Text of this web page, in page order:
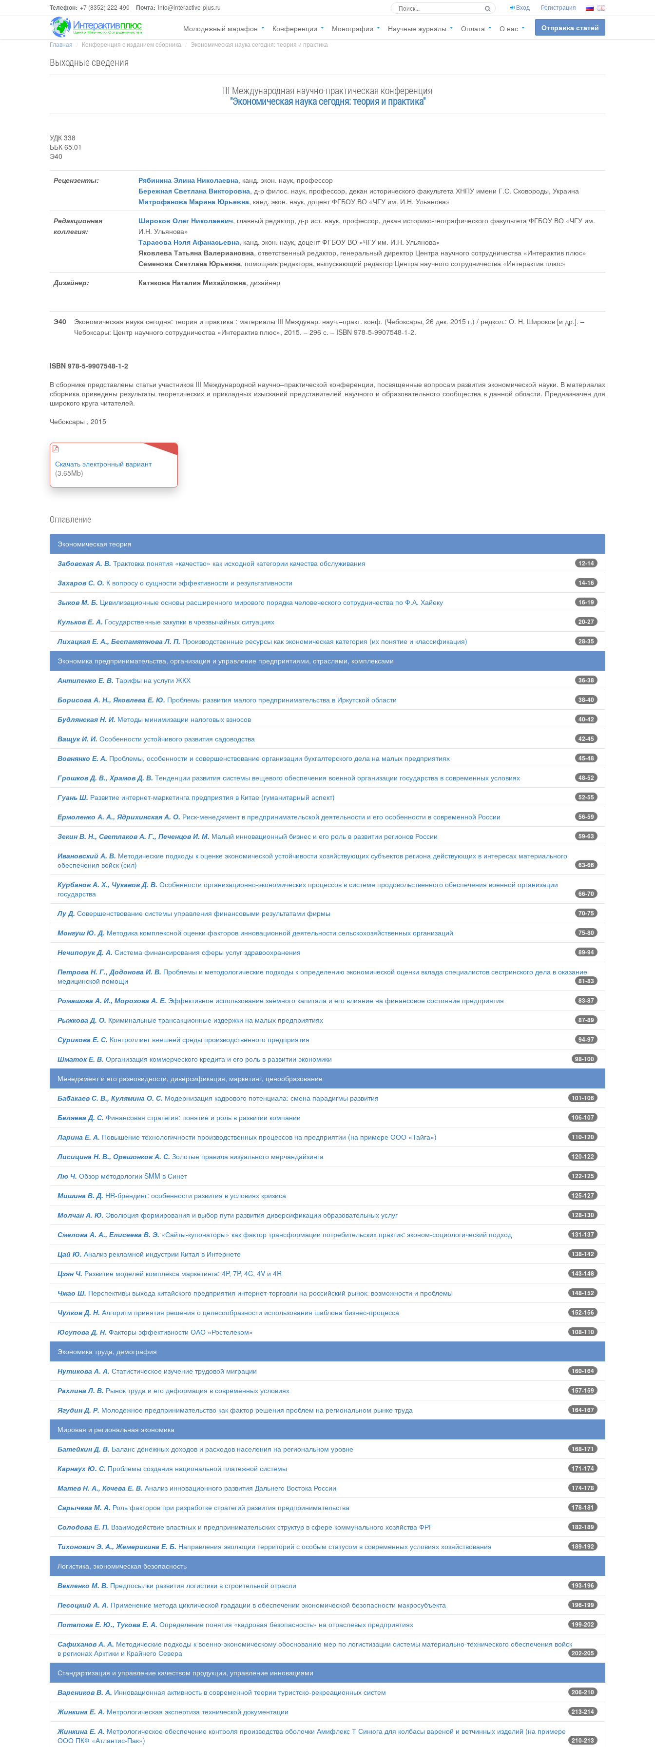
Телефон: +7 (8352) 222-490 Почта: info@interactive-plus.ru Вход Регистрация
Молодежный марафон Конференции Монографии Научные журналы Оплата О нас Отправка статей
Главная Конференция с изданием сборника Экономическая наука сегодня: теория и практика
Выходные сведения
III Международная научно-практическая конференция
"Экономическая наука сегодня: теория и практика"
УДК 338
ББК 65.01
Э40
Рецензенты: Рябинина Элина Николаевна, канд. экон. наук, профессор
Бережная Светлана Викторовна, д-р филос. наук, профессор, декан исторического факультета ХНПУ имени Г.С. Сковороды, Украина
Митрофанова Марина Юрьевна, канд. экон. наук, доцент ФГБОУ ВО «ЧГУ им. И.Н. Ульянова»
Редакционная
коллегия:
Широков Олег Николаевич, главный редактор, д-р ист. наук, профессор, декан историко-географического факультета ФГБОУ ВО «ЧГУ им.
И.Н. Ульянова»
Тарасова Нэля Афанасьевна, канд. экон. наук, доцент ФГБОУ ВО «ЧГУ им. И.Н. Ульянова»
Яковлева Татьяна Валериановна, ответственный редактор, генеральный директор Центра научного сотрудничества «Интерактив плюс»
Семенова Светлана Юрьевна, помощник редактора, выпускающий редактор Центра научного сотрудничества «Интерактив плюс»
Дизайнер:
Катякова Наталия Михайловна, дизайнер
Э40
Экономическая наука сегодня: теория и практика : материалы III Междунар. науч.–практ. конф. (Чебоксары, 26 дек. 2015 г.) / редкол.: О. Н. Широков [и др.]. –
Чебоксары: Центр научного сотрудничества «Интерактив плюс», 2015. – 296 с. – ISBN 978-5-9907548-1-2.
ISBN 978-5-9907548-1-2
В сборнике представлены статьи участников III Международной научно–практической конференции, посвященные вопросам развития экономической науки. В материалах
сборника приведены результаты теоретических и прикладных изысканий представителей научного и образовательного сообщества в данной области. Предназначен для
широкого круга читателей.
Чебоксары , 2015
Скачать электронный вариант
(3.65Mb)
Оглавление
Экономическая теория
Забовская А. В. Трактовка понятия «качество» как исходной категории качества обслуживания 12-14
Захаров С. О. К вопросу о сущности эффективности и результативности 14-16
Зыков М. Б. Цивилизационные основы расширенного мирового порядка человеческого сотрудничества по Ф.А. Хайеку 16-19
Кульков Е. А. Государственные закупки в чрезвычайных ситуациях 20-27
Лихацкая Е. А., Беспамятнова Л. П. Производственные ресурсы как экономическая категория (их понятие и классификация) 28-35
Экономика предпринимательства, организация и управление предприятиями, отраслями, комплексами
Антипенко Е. В. Тарифы на услуги ЖКХ 36-38
Борисова А. Н., Яковлева Е. Ю. Проблемы развития малого предпринимательства в Иркутской области 38-40
Будлянская Н. И. Методы минимизации налоговых взносов 40-42
Ващук И. И. Особенности устойчивого развития садоводства 42-45
Вовнянко Е. А. Проблемы, особенности и совершенствование организации бухгалтерского дела на малых предприятиях 45-48
Грошков Д. В., Храмов Д. В. Тенденции развития системы вещевого обеспечения военной организации государства в современных условиях 48-52
Гуань Ш. Развитие интернет-маркетинга предприятия в Китае (гуманитарный аспект) 52-55
Ермоленко А. А., Ядрихинская А. О. Риск-менеджмент в предпринимательской деятельности и его особенности в современной России 56-59
Зекин В. Н., Светлаков А. Г., Печенцов И. М. Малый инновационный бизнес и его роль в развитии регионов России 59-63
Ивановский А. В. Методические подходы к оценке экономической устойчивости хозяйствующих субъектов региона действующих в интересах материального
обеспечения войск (сил)
63-66
Курбанов А. Х., Чукавов Д. В. Особенности организационно-экономических процессов в системе продовольственного обеспечения военной организации
государства
66-70
Лу Д. Совершенствование системы управления финансовыми результатами фирмы 70-75
Монгуш Ю. Д. Методика комплексной оценки факторов инновационной деятельности сельскохозяйственных организаций 75-80
Нечипорук Д. А. Система финансирования сферы услуг здравоохранения 89-94
Петрова Н. Г., Додонова И. В. Проблемы и методологические подходы к определению экономической оценки вклада специалистов сестринского дела в оказание
медицинской помощи
81-83
Ромашова А. И., Морозова А. Е. Эффективное использование заёмного капитала и его влияние на финансовое состояние предприятия 83-87
Рыжкова Д. О. Криминальные трансакционные издержки на малых предприятиях 87-89
Сурикова Е. С. Контроллинг внешней среды производственного предприятия 94-97
Шматок Е. В. Организация коммерческого кредита и его роль в развитии экономики 98-100
Менеджмент и его разновидности, диверсификация, маркетинг, ценообразование
Бабакаев С. В., Кулямина О. С. Модернизация кадрового потенциала: смена парадигмы развития 101-106
Беляева Д. С. Финансовая стратегия: понятие и роль в развитии компании 106-107
Ларина Е. А. Повышение технологичности производственных процессов на предприятии (на примере ООО «Тайга») 110-120
Лисицина Н. В., Орешонков А. С. Золотые правила визуального мерчандайзинга 120-122
Лю Ч. Обзор методологии SMM в Синет 122-125
Мишина В. Д. HR-брендинг: особенности развития в условиях кризиса 125-127
Молчан А. Ю. Эволюция формирования и выбор пути развития диверсификации образовательных услуг 128-130
Смелова А. А., Елисеева В. Э. «Сайты-купонаторы» как фактор трансформации потребительских практик: эконом-социологический подход 131-137
Цай Ю. Анализ рекламной индустрии Китая в Интернете 138-142
Цзян Ч. Развитие моделей комплекса маркетинга: 4P, 7P, 4C, 4V и 4R 143-148
Чжао Ш. Перспективы выхода китайского предприятия интернет-торговли на российский рынок: возможности и проблемы 148-152
Чулков Д. Н. Алгоритм принятия решения о целесообразности использования шаблона бизнес-процесса 152-156
Юсупова Д. Н. Факторы эффективности ОАО «Ростелеком» 108-110
Экономика труда, демография
Нутикова А. А. Статистическое изучение трудовой миграции 160-164
Рахлина Л. В. Рынок труда и его деформация в современных условиях 157-159
Ягудин Д. Р. Молодежное предпринимательство как фактор решения проблем на региональном рынке труда 164-167
Мировая и региональная экономика
Батейкин Д. В. Баланс денежных доходов и расходов населения на региональном уровне 168-171
Карнаух Ю. С. Проблемы создания национальной платежной системы 171-174
Матев Н. А., Кочева Е. В. Анализ инновационного развития Дальнего Востока России 174-178
Сарычева М. А. Роль факторов при разработке стратегий развития предпринимательства 178-181
Солодова Е. П. Взаимодействие властных и предпринимательских структур в сфере коммунального хозяйства ФРГ 182-189
Тихонович Э. А., Жемерикина Е. Б. Направления эволюции территорий с особым статусом в современных условиях хозяйствования 189-192
Логистика, экономическая безопасность
Векленко М. В. Предпосылки развития логистики в строительной отрасли 193-196
Песоцкий А. А. Применение метода циклической градации в обеспечении экономической безопасности макросубъекта 196-199
Потапова Е. Ю., Тукова Е. А. Определение понятия «кадровая безопасность» на отраслевых предприятиях 199-202
Сафиханов А. А. Методические подходы к военно-экономическому обоснованию мер по логистизации системы материально-технического обеспечения войск
в регионах Арктики и Крайнего Севера
202-205
Стандартизация и управление качеством продукции, управление инновациями
Вареников В. А. Инновационная активность в современной теории туристско-рекреационных систем 206-210
Жинкина Е. А. Метрологическая экспертиза технической документации 213-214
Жинкина Е. А. Метрологическое обеспечение контроля производства оболочки Амифлекс Т Синюга для колбасы вареной и ветчинных изделий (на примере
ООО ПКФ «Атлантис-Пак»)
210-213